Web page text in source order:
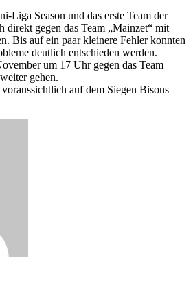
Liga Season und das erste Team der
direkt gegen das Team „Mainzet“ mit
Bis auf ein paar kleinere Fehler konnten
deutlich entschieden werden.
um 17 Uhr gegen das Team
gehen.
auf dem Siegen Bisons